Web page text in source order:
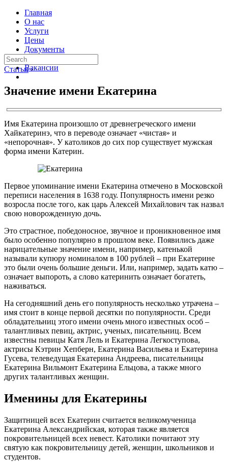
Главная
О нас
Услуги
Цены
Документы
Контакты
Вакансии
Статьи ›
Значение имени Екатерина
Имя Екатерина произошло от древнегреческого имени
Хайкатеринэ, что в переводе означает «чистая» и
«непорочная». У католиков до сих пор существует мужская
форма имени Катерин.
Первое упоминание имени Екатерина отмечено в Московской
переписи населения в 1638 году. Популярность имени резко
возросла после того, как царь Алексей Михайлович так назвал
свою новорожденную дочь.
Это страстное, победоносное, звучное и проникновенное имя
было особенно популярно в прошлом веке. Появились даже
нарицательные значение имени, например, катенькой
называли купюру номиналом в 100 рублей – при Екатерине
это были очень большие деньги. Или, например, задать катю –
означает выпороть, а слово катеринить означает богатеть,
наживаться.
На сегодняшний день его популярность несколько утрачена –
имя стоит в конце первой десятки по популярности. Среди
обладательниц этого имени очень много известных особ –
талантливых певиц, актрис, ученых, писательниц. Всем
известны певицы Катя Лель и Екатерина Легкоступова,
актрисы Кэтрин Хепберн, Екатерина Васильева и Екатерина
Гусева, телеведущая Екатерина Андреева, писательницы
Екатерина Вильмонт Екатерина Ельцова, а также много
других талантливых женщин.
Именины для Екатерины
Защитницей всех Екатерин считается великомученица
Екатерина Александрийская, которая также является
покровительницей всех невест. Католики почитают эту
святую как покровительницу детей, женщин, школьников и
студентов.